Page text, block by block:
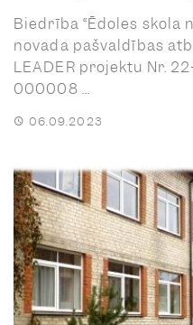
Biedrība “Ēdoles skola
novada pašvaldības
LEADER projektu Nr.
000008 ...
06.09.2023